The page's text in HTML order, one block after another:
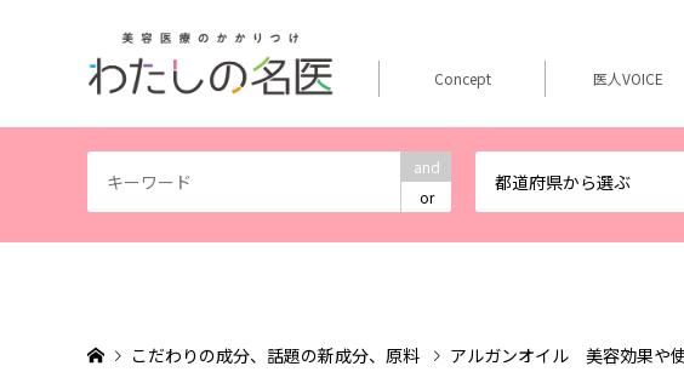
and
or
都道府県から選ぶ
Concept 医人VOICE
こだわりの成分、話題の新成分、原料 アルガンオイル 美容効果や